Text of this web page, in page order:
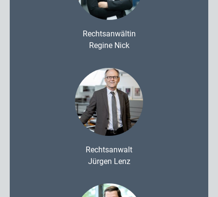
Rechtsanwältin
Regine Nick
Rechtsanwalt
Jürgen Lenz